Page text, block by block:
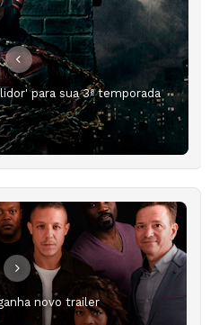
para sua 3ª temporada
novo trailer